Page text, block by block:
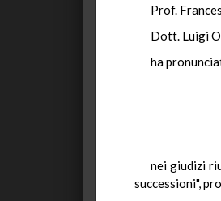
Prof.
Dott. Luigi
ha
nei giudizi
successioni",